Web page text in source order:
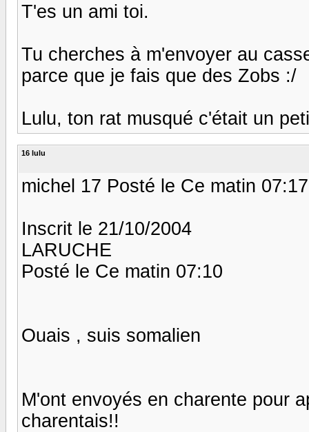
T'es un ami toi.
Tu cherches à m'envoyer au
parce que je fais que des Zobs :/
Lulu, ton rat musqué c'était un
16 lulu
michel 17 Posté le Ce matin 07:17
Inscrit le 21/10/2004
LARUCHE
Posté le Ce matin 07:10
Ouais , suis somalien
M'ont envoyés en charente pour
charentais!!